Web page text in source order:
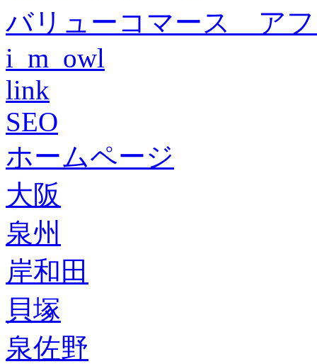
バリューコマース ア
i_m_owl
link
SEO
ホームページ
大阪
泉州
岸和田
貝塚
泉佐野